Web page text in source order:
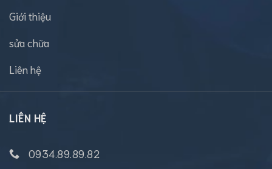
Giới thiệu
sửa chữa
Liên hệ
LIÊN HỆ
0934.89.89.82